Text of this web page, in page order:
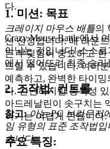
다.
크레이지 마우스 배틀의
션 선정입니다. 매 라운
든 부딪힘이 중요하고
뜨릴 수 있습니다. 여러
예측하고, 완벽한 타이
다. 간단하지만 중독성
아드레날린이 솟구치는
하기는 어렵게 만듭니다.
주요 특징:
1. 미션: 목표
Crazy Mouse Battle에서
아남는 것입니다! 스스
에서 떨어뜨려 최종 승리
2. 조작법: 컨트롤
참고: 이는 PC 브라우저
임 유형의 표준 조작법
습니다.